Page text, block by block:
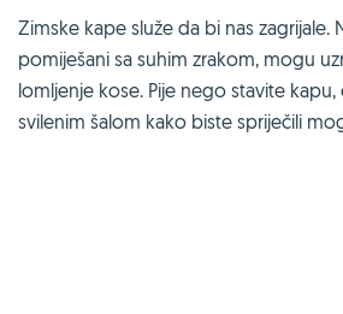
Zimske kape služe da bi nas zagrijale.
pomiješani sa suhim zrakom, mogu
lomljenje kose. Pije nego stavite
svilenim šalom kako biste spriječili